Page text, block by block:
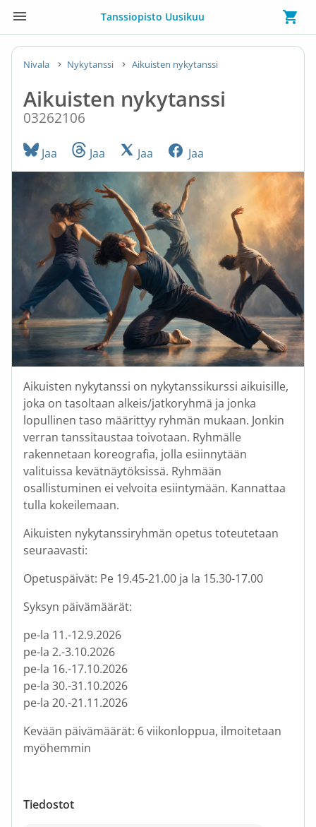
Tanssiopisto Uusikuu
Nivala Nykytanssi Aikuisten nykytanssi
Aikuisten nykytanssi
03262106
Jaa Jaa Jaa Jaa
Aikuisten nykytanssi on nykytanssikurssi aikuisille,
joka on tasoltaan alkeis/jatkoryhmä ja jonka
lopullinen taso määrittyy ryhmän mukaan. Jonkin
verran tanssitaustaa toivotaan. Ryhmälle
rakennetaan koreografia, jolla esiinnytään
valituissa kevätnäytöksissä. Ryhmään
osallistuminen ei velvoita esiintymään. Kannattaa
tulla kokeilemaan.
Aikuisten nykytanssiryhmän opetus toteutetaan
seuraavasti:
Opetuspäivät: Pe 19.45-21.00 ja la 15.30-17.00
Syksyn päivämäärät:
pe-la 11.-12.9.2026
pe-la 2.-3.10.2026
pe-la 16.-17.10.2026
pe-la 30.-31.10.2026
pe-la 20.-21.11.2026
Kevään päivämäärät: 6 viikonloppua, ilmoitetaan
myöhemmin
Tiedostot